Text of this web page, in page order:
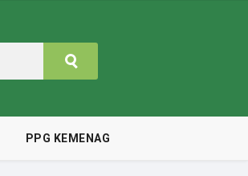
PPG KEMENAG